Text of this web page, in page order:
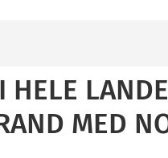
HELE
MED